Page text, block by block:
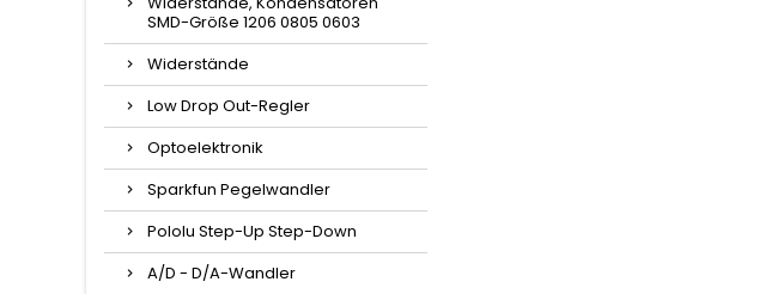
SMD-Größe 1206 0805 0603
Widerstände
Low Drop Out-Regler
Optoelektronik
Sparkfun Pegelwandler
Pololu Step-Up Step-Down
A/D - D/A-Wandler